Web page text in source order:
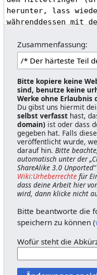
Zusammenfassung:
Bitte kopiere keine
sind, benutze keine
Werke ohne Erlaubnis
Du gibst uns hiermit
selbst verfasst hast,
domain) ist oder dass
gegeben hat. Falls
veröffentlicht wurde,
darauf hin.Bitte
automatisch unter der
ShareAlike 3.0
Wiki:Urheberrechte für
dass deine Arbeit hier
wird, dann klicke nicht
Bitte beantworte die
speichern zu können (
Wofür steht die